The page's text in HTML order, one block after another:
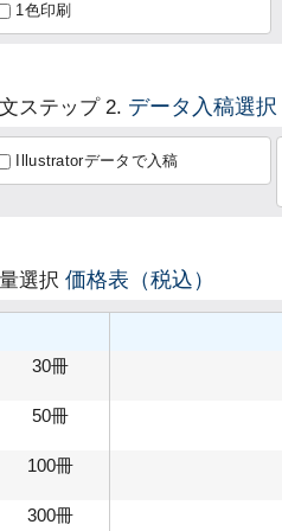
1色印刷
ステップ 2. データ入稿選択
Illustratorデータで入稿
選択 価格表（税込）
30冊
50冊
100冊
300冊